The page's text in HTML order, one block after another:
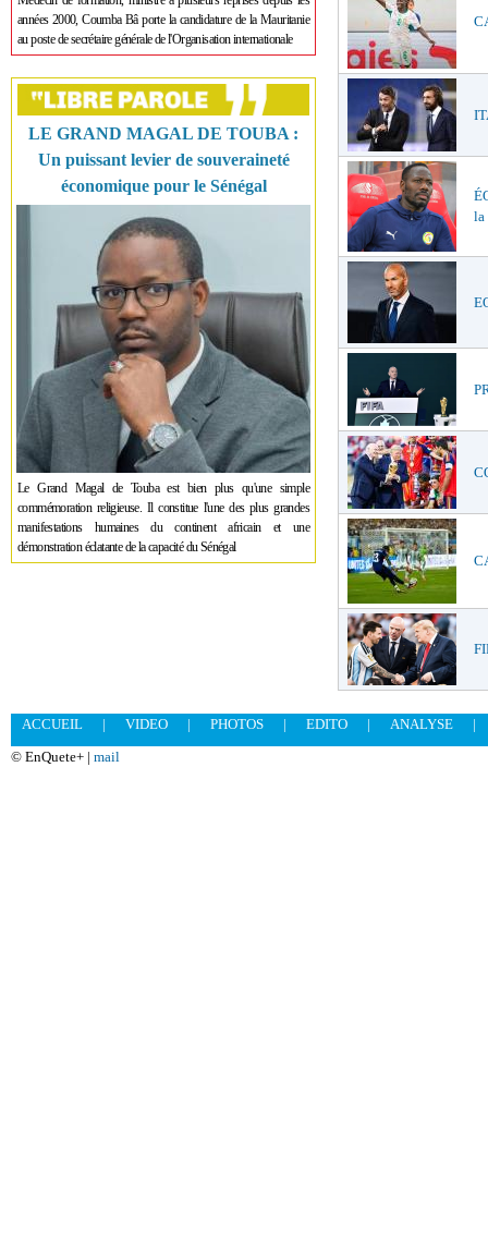
années 2000, Coumba Bâ porte la candidature de la Mauritanie
au poste de secrétaire générale de l'Organisation internationale
LE GRAND MAGAL DE TOUBA :
Un puissant levier de souveraineté
économique pour le Sénégal
Le Grand Magal de Touba est bien plus qu'une simple
commémoration religieuse. Il constitue l'une des plus grandes
manifestations humaines du continent africain et une
démonstration éclatante de la capacité du Sénégal
la
ACCUEIL | VIDEO | PHOTOS | EDITO | ANALYSE
|
© EnQuete+ | mail